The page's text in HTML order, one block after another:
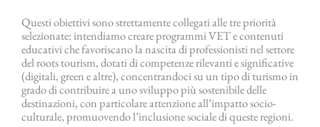
Questi obiettivi sono strettamente collegati alle tre priorità
selezionate: intendiamo creare programmi VET e contenuti
educativi che favoriscano la nascita di professionisti nel settore
del roots tourism, dotati di competenze rilevanti e significative
(digitali, green e altre), concentrandoci su un tipo di turismo in
grado di contribuire a uno sviluppo più sostenibile delle
destinazioni, con particolare attenzione all’impatto socio-
culturale, promuovendo l’inclusione sociale di queste regioni.